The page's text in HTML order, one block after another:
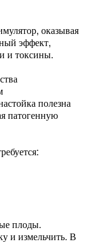
оказывая
эффект,
и токсины.
полезна
патогенную
плоды.
и измельчить. В